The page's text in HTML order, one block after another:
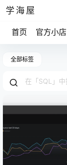
学海屋
首页 官方小店
全部标签